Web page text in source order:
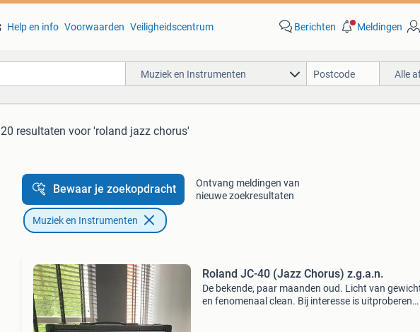
Help en info Voorwaarden Veiligheidscentrum Berichten Meldingen
Muziek en Instrumenten Alle
20 resultaten voor 'roland jazz chorus'
Bewaar je zoekopdracht
Ontvang meldingen van
nieuwe zoekresultaten
Muziek en Instrumenten
Roland JC-40 (Jazz Chorus) z.g.a.n.
De bekende, paar maanden oud. Licht van
en fenomenaal clean. Bij interesse is uitproberen